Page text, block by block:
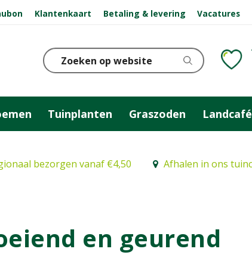
bezorgen vanaf €4,50 Afhalen in ons
Klantenkaart Betaling & levering Vacatures
Tuinplanten Graszoden Landcafé
en geurend